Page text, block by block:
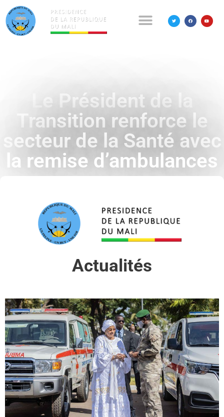
Le Président de la
Transition renforce le
secteur de la Santé avec
la remise d’ambulances
Actualités